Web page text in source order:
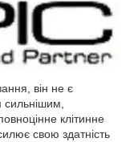
він не є
сильнішим,
клітинне
свою здатність